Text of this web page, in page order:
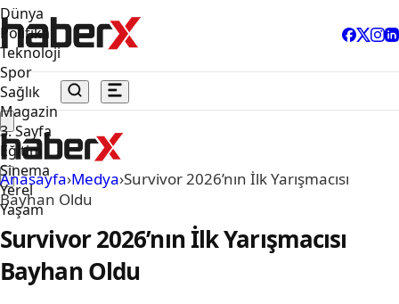
Dünya
Politika
Teknoloji
Spor
Sağlık
Magazin
3. Sayfa
Eğitim
Sinema
Yerel
Yaşam
Anasayfa›Medya›Survivor 2026’nın İlk Yarışmacısı
Bayhan Oldu
Survivor 2026’nın İlk Yarışmacısı
Bayhan Oldu